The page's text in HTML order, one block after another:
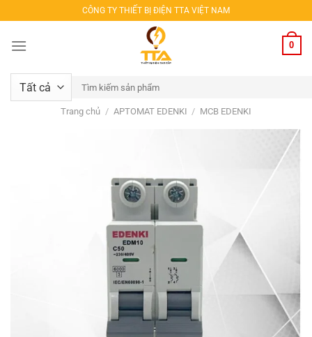
qua
nội
CÔNG TY THIẾT BỊ ĐIỆN TTA VIỆT NAM
0
Tìm
kiếm:
Trang chủ / APTOMAT EDENKI / MCB EDENKI